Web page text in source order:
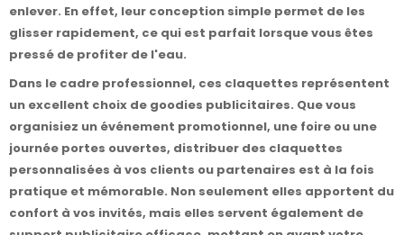
enlever. En effet, leur conception simple permet de les
glisser rapidement, ce qui est parfait lorsque vous êtes
pressé de profiter de l'eau.
Dans le cadre professionnel, ces claquettes représentent
un excellent choix de goodies publicitaires. Que vous
organisiez un événement promotionnel, une foire ou une
journée portes ouvertes, distribuer des claquettes
personnalisées à vos clients ou partenaires est à la fois
pratique et mémorable. Non seulement elles apportent du
confort à vos invités, mais elles servent également de